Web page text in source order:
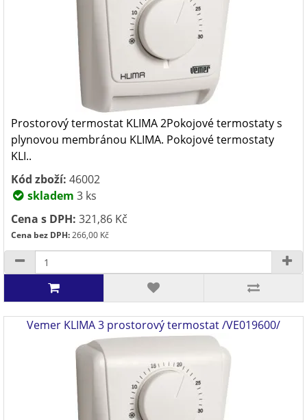
Prostorový termostat KLIMA 2Pokojové termostaty s
plynovou membránou KLIMA. Pokojové termostaty
KLI..
Kód zboží: 46002
skladem 3 ks
Cena s DPH: 321,86 Kč
Cena bez DPH:266,00 Kč
Vemer KLIMA 3 prostorový termostat /VE019600/